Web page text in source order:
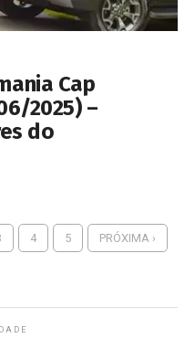
Cap
2025) –
do
4 5 PRÓXIMA ›